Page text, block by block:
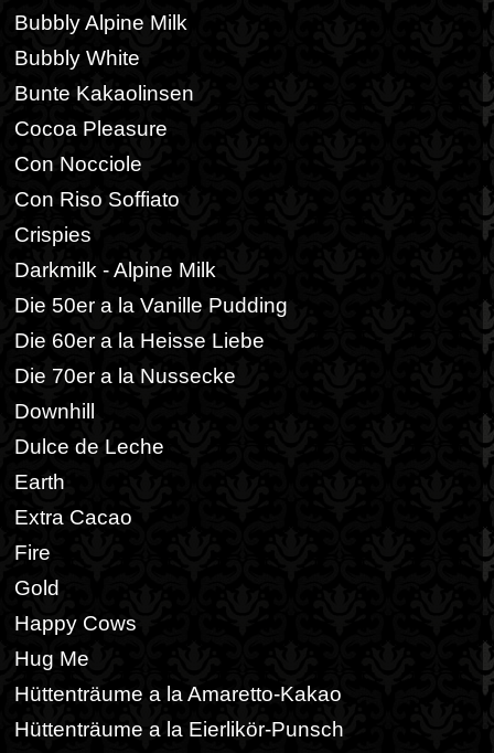
Bubbly Alpine Milk
Bubbly White
Bunte Kakaolinsen
Cocoa Pleasure
Con Nocciole
Con Riso Soffiato
Crispies
Darkmilk - Alpine Milk
Die 50er a la Vanille Pudding
Die 60er a la Heisse Liebe
Die 70er a la Nussecke
Downhill
Dulce de Leche
Earth
Extra Cacao
Fire
Gold
Happy Cows
Hug Me
Hüttenträume a la Amaretto-Kakao
Hüttenträume a la Eierlikör-Punsch